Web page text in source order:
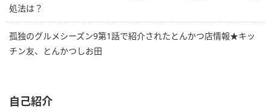
処法は？
孤独のグルメシーズン9第1話で紹介されたとんかつ店情報★キッ
チン友、とんかつしお田
自己紹介